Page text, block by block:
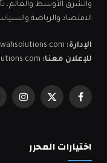
الاقتصاد والرياضة
الإدارة:
للإعلان معنا:
فيسبوكX
اختيارات المحرر